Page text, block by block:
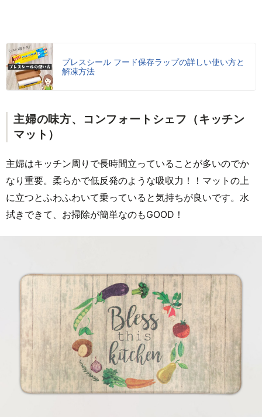
プレスシール フード保存ラップの詳しい使い方と
解凍方法
主婦の味方、コンフォートシェフ（キッチン
マット）
主婦はキッチン周りで長時間立っていることが多いのでか
なり重要。柔らかで低反発のような吸収力！！マットの上
に立つとふわふわいて乗っていると気持ちが良いです。水
拭きできて、お掃除が簡単なのもGOOD！